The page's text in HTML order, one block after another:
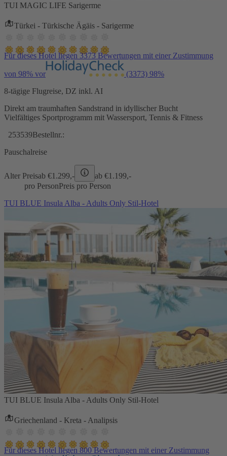
TUI MAGIC LIFE Sarigerme
Türkei - Türkische Ägäis - Sarigerme
Für dieses Hotel liegen 3373 Bewertungen mit einer Zustimmung
von 98% vor (3373) 98%
8-tägige Flugreise, DZ inkl. AI
Direkt am traumhaften Sandstrand in idyllischer Bucht
Vielfältiges Sportprogramm mit Wassersport, Tennis & Fitness
253539Bestellnr.:
Pauschalreise
Alter Preisab €1.299,- ab €1.199,-
pro PersonPreis pro Person
TUI BLUE Insula Alba - Adults Only Stil-Hotel
TUI BLUE Insula Alba - Adults Only Stil-Hotel
Griechenland - Kreta - Analipsis
Für dieses Hotel liegen 800 Bewertungen mit einer Zustimmung